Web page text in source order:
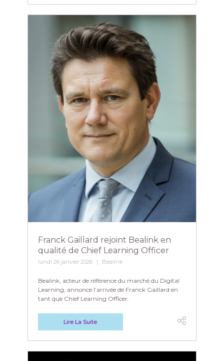
Franck Gaillard rejoint Bealink en
qualité de Chief Learning Officer​
lundi 26 janvier 2026 Bealink
Bealink, acteur de référence du marché du Digital
Learning, annonce l’arrivée de Franck Gaillard en
tant que Chief Learning Officer.
Lire La Suite